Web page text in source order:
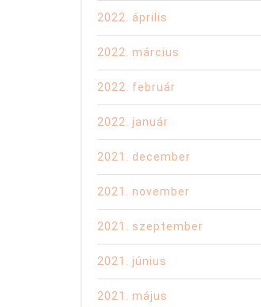
2022. április
2022. március
2022. február
2022. január
2021. december
2021. november
2021. szeptember
2021. június
2021. május